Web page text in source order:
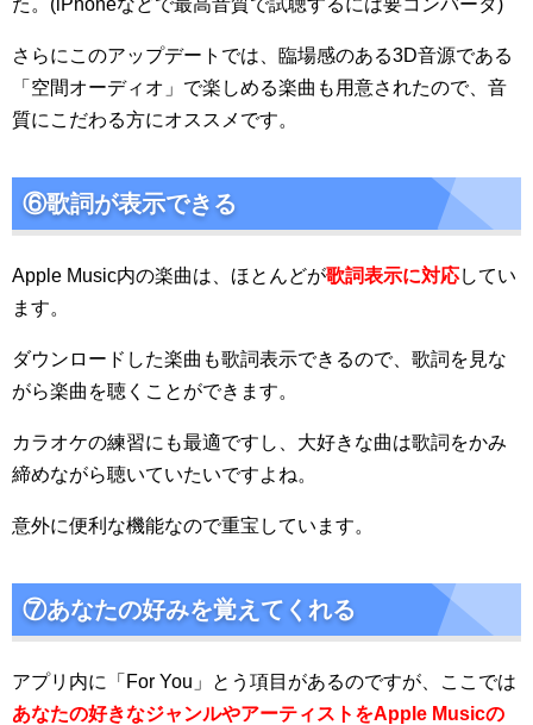
た。(iPhoneなどで最高音質で試聴するには要コンバータ)
さらにこのアップデートでは、臨場感のある3D音源である
「空間オーディオ」で楽しめる楽曲も用意されたので、音
質にこだわる方にオススメです。
⑥歌詞が表示できる
Apple Music内の楽曲は、ほとんどが歌詞表示に対応してい
ます。
ダウンロードした楽曲も歌詞表示できるので、歌詞を見な
がら楽曲を聴くことができます。
カラオケの練習にも最適ですし、大好きな曲は歌詞をかみ
締めながら聴いていたいですよね。
意外に便利な機能なので重宝しています。
⑦あなたの好みを覚えてくれる
アプリ内に「For You」とう項目があるのですが、ここでは
あなたの好きなジャンルやアーティストをApple Musicの